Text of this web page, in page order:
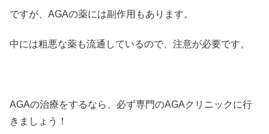
ですが、AGAの薬には副作用もあります。
中には粗悪な薬も流通しているので、注意が必要です。
AGAの治療をするなら、必ず専門のAGAクリニックに行
きましょう！